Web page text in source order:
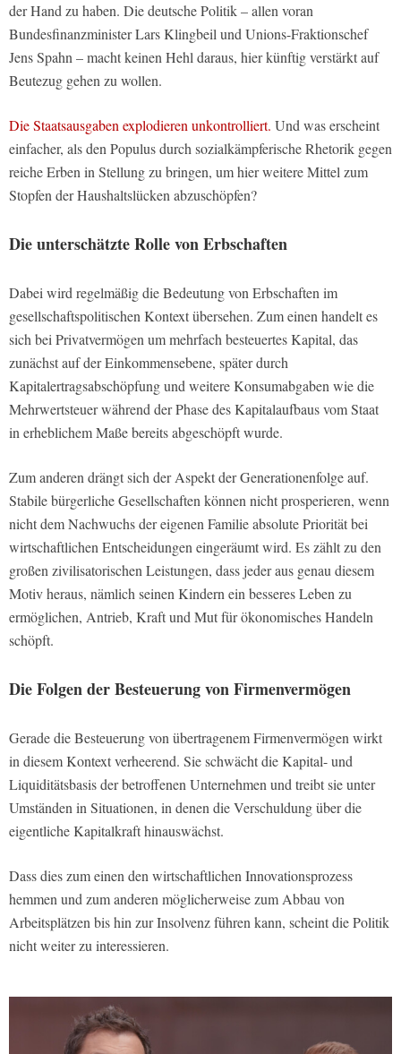
der Hand zu haben. Die deutsche Politik – allen voran
Bundesfinanzminister Lars Klingbeil und Unions-Fraktionschef
Jens Spahn – macht keinen Hehl daraus, hier künftig verstärkt auf
Beutezug gehen zu wollen.
Die Staatsausgaben explodieren unkontrolliert. Und was erscheint
einfacher, als den Populus durch sozialkämpferische Rhetorik gegen
reiche Erben in Stellung zu bringen, um hier weitere Mittel zum
Stopfen der Haushaltslücken abzuschöpfen?
Die unterschätzte Rolle von Erbschaften
Dabei wird regelmäßig die Bedeutung von Erbschaften im
gesellschaftspolitischen Kontext übersehen. Zum einen handelt es
sich bei Privatvermögen um mehrfach besteuertes Kapital, das
zunächst auf der Einkommensebene, später durch
Kapitalertragsabschöpfung und weitere Konsumabgaben wie die
Mehrwertsteuer während der Phase des Kapitalaufbaus vom Staat
in erheblichem Maße bereits abgeschöpft wurde.
Zum anderen drängt sich der Aspekt der Generationenfolge auf.
Stabile bürgerliche Gesellschaften können nicht prosperieren, wenn
nicht dem Nachwuchs der eigenen Familie absolute Priorität bei
wirtschaftlichen Entscheidungen eingeräumt wird. Es zählt zu den
großen zivilisatorischen Leistungen, dass jeder aus genau diesem
Motiv heraus, nämlich seinen Kindern ein besseres Leben zu
ermöglichen, Antrieb, Kraft und Mut für ökonomisches Handeln
schöpft.
Die Folgen der Besteuerung von Firmenvermögen
Gerade die Besteuerung von übertragenem Firmenvermögen wirkt
in diesem Kontext verheerend. Sie schwächt die Kapital- und
Liquiditätsbasis der betroffenen Unternehmen und treibt sie unter
Umständen in Situationen, in denen die Verschuldung über die
eigentliche Kapitalkraft hinauswächst.
Dass dies zum einen den wirtschaftlichen Innovationsprozess
hemmen und zum anderen möglicherweise zum Abbau von
Arbeitsplätzen bis hin zur Insolvenz führen kann, scheint die Politik
nicht weiter zu interessieren.